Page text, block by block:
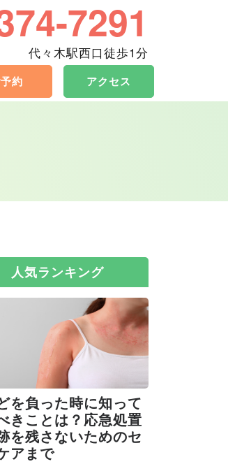
7291
代々木駅西口徒歩1分
約 アクセス
人気ランキング
を負った時に知って
きことは？応急処置
を残さないためのセ
アまで